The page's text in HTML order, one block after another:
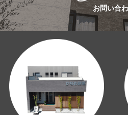
お問い合